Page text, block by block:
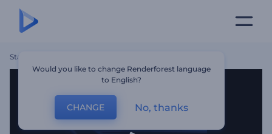
Startseite
Would you like to change Renderforest language
to English?
CHANGE No, thanks